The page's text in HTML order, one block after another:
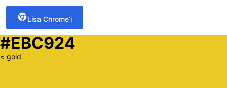
Lisa Chrome’i
#EBC924
≈ gold